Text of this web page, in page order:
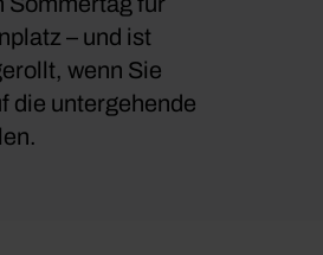
– und ist
wenn Sie
die untergehende